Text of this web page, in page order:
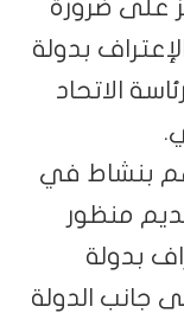
على ضرورة
بدولة
الاتحاد
بنشاط في
منظور
بدولة
جانب الدولة